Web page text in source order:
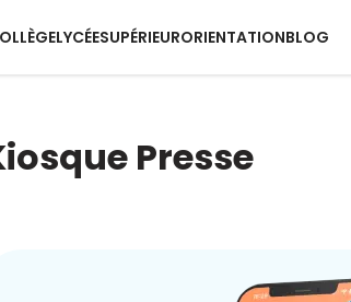
LYCÉESUPÉRIEURORIENTATIONBLOG
Presse